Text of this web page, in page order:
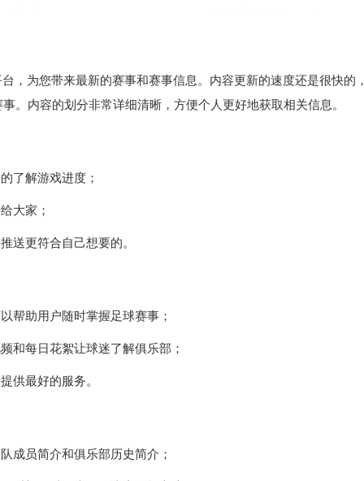
，为您带来最新的赛事和赛事信息。内容更新的速度还是很快的，
。内容的划分非常详细清晰，方便个人更好地获取相关信息。
了解游戏进度；
大家；
送更符合自己想要的。
帮助用户随时掌握足球赛事；
和每日花絮让球迷了解俱乐部；
供最好的服务。
成员简介和俱乐部历史简介；